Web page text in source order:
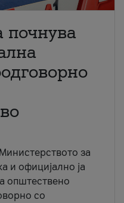
почнува
за
и официјално ја
општествено
со